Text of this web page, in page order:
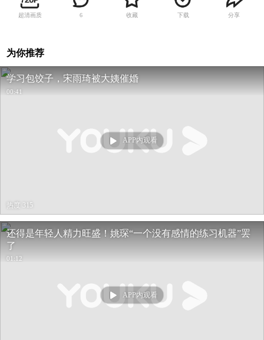
的“年味主理人”闪亮登场。
超清画质 6 收藏 下载 分享
为你推荐
学习包饺子，宋雨琦被大姨催婚
00:41
APP内观看
热度 315
还得是年轻人精力旺盛！姚琛“一个没有感情的练习机器”罢
了
01:12
APP内观看